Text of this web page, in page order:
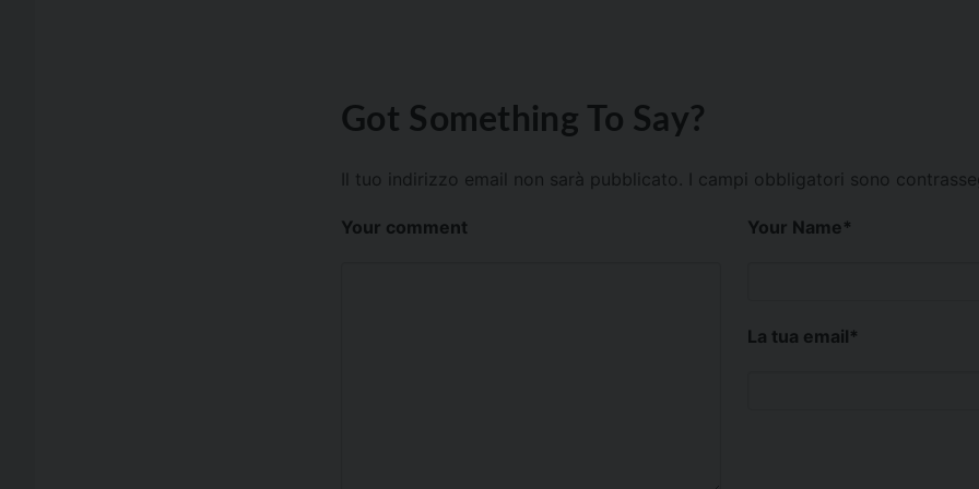
Got Something To Say?
Il tuo indirizzo email non sarà pubblicato. I campi obbligatori sono
Your comment Your Name*
La tua email*